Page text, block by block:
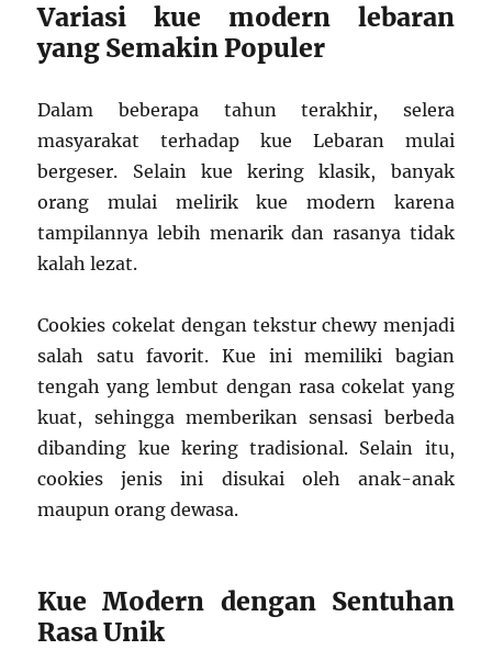
Variasi kue modern lebaran
yang Semakin Populer
Dalam beberapa tahun terakhir, selera
masyarakat terhadap kue Lebaran mulai
bergeser. Selain kue kering klasik, banyak
orang mulai melirik kue modern karena
tampilannya lebih menarik dan rasanya tidak
kalah lezat.
Cookies cokelat dengan tekstur chewy menjadi
salah satu favorit. Kue ini memiliki bagian
tengah yang lembut dengan rasa cokelat yang
kuat, sehingga memberikan sensasi berbeda
dibanding kue kering tradisional. Selain itu,
cookies jenis ini disukai oleh anak-anak
maupun orang dewasa.
Kue Modern dengan Sentuhan
Rasa Unik